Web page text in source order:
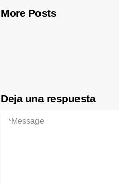
More Posts
Deja una respuesta